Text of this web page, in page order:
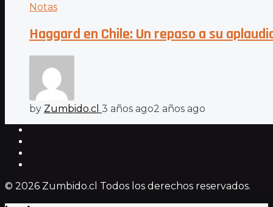
Notas
Haggard en Chile: Un repaso a su
by Zumbido.cl 3 años ago2 años ago
© 2026 Zumbido.cl Todos los derechos reservados.